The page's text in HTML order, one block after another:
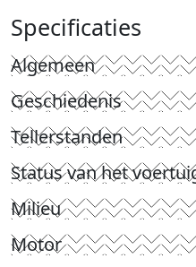
Specificaties
Algemeen
Geschiedenis
Tellerstanden
Status van het
Milieu
Motor